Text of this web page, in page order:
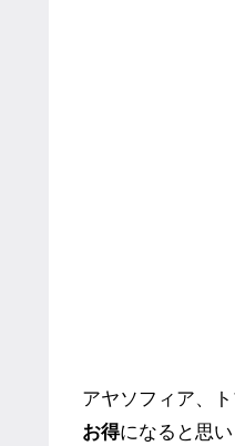
アヤソフィア、
お得になると思い